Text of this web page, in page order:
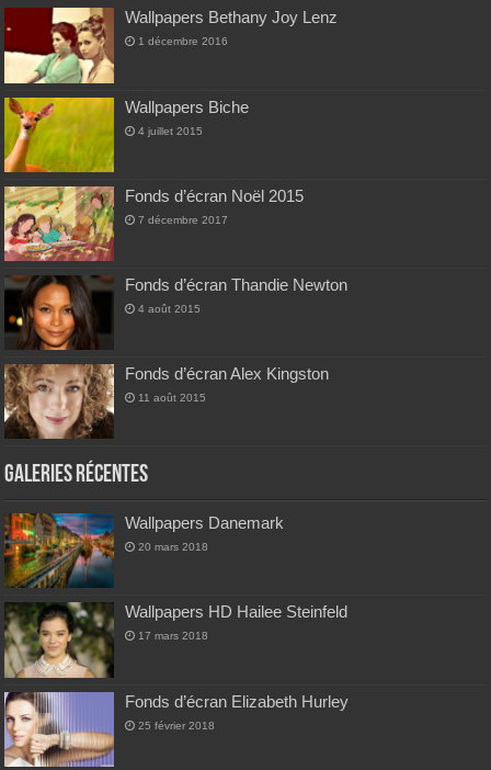
Wallpapers Bethany Joy Lenz
1 décembre 2016
Wallpapers Biche
4 juillet 2015
Fonds d’écran Noël 2015
7 décembre 2017
Fonds d’écran Thandie Newton
4 août 2015
Fonds d’écran Alex Kingston
11 août 2015
Galeries Récentes
Wallpapers Danemark
20 mars 2018
Wallpapers HD Hailee Steinfeld
17 mars 2018
Fonds d’écran Elizabeth Hurley
25 février 2018